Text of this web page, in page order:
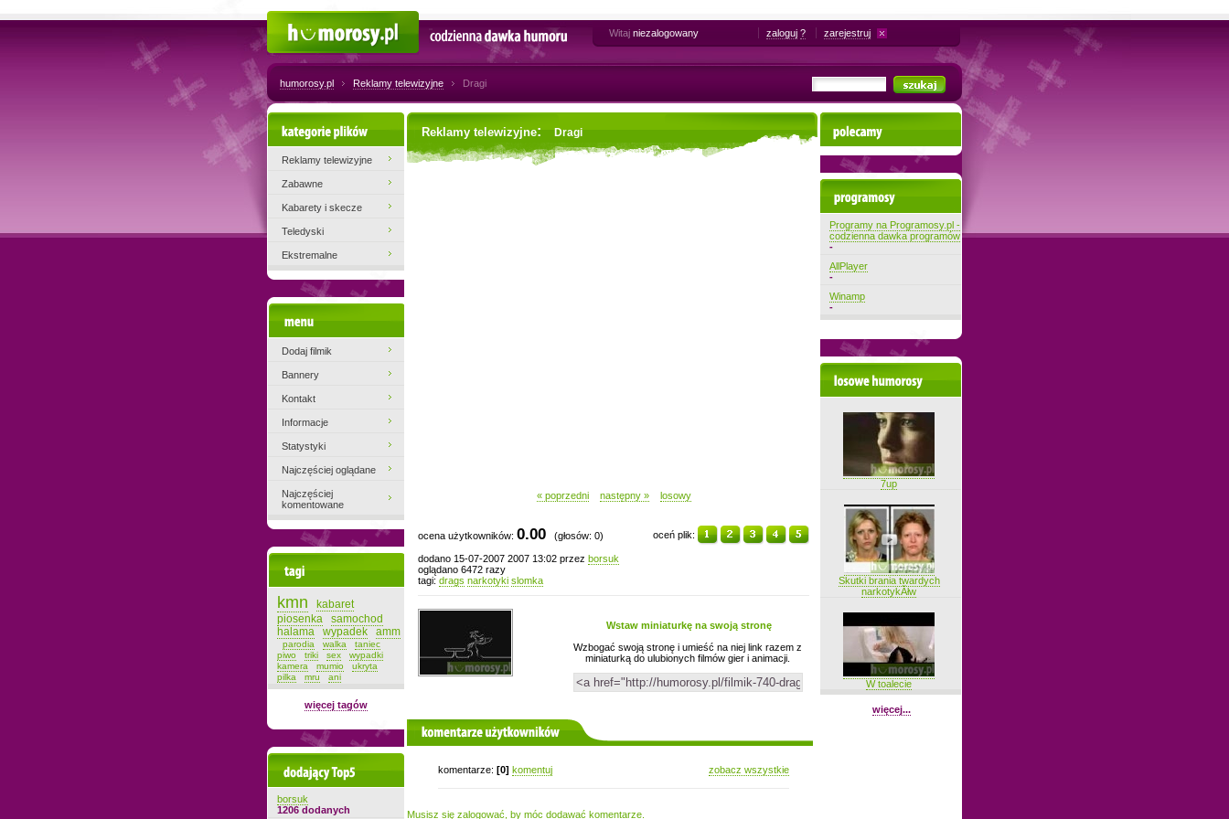
Codzienna dawka humoru
Witaj niezalogowany zaloguj ? zarejestruj
humorosy.pl Reklamy telewizyjne Dragi
Reklamy telewizyjne: Dragi
« poprzedni następny » losowy
ocena użytkowników: 0.00 (głosów: 0) oceń plik:
dodano 15-07-2007 2007 13:02 przez borsuk
oglądano 6472 razy
tagi: drags narkotyki slomka
Wstaw miniaturkę na swoją stronę
Wzbogać swoją stronę i umieść na niej link razem z
miniaturką do ulubionych filmów gier i animacji.
komentarze użytkowników
komentarze: [0] komentuj zobacz wszystkie
Musisz się zalogować, by móc dodawać komentarze.
Kategorie plików
Reklamy telewizyjne
Zabawne
Kabarety i skecze
Teledyski
Ekstremalne
Dodaj filmik
Bannery
Kontakt
Informacje
Statystyki
Najczęściej oglądane
Najczęściej
komentowane
kmn
kabaret
piosenka
samochod
halama
wypadek amm
parodia walka
taniec
piwo
triki sex
wypadki
kamera
mumio
ukryta
pilka
mru ani
więcej tagów
Dodający top-5
borsuk
1206 dodanych
Polecamy
Najnowsze programy
Programy na Programosy.pl -
codzienna dawka programów
-
AllPlayer
-
Winamp
-
Losowe filmiki
7up
Skutki brania twardych
narkotykĂłw
W toalecie
więcej...